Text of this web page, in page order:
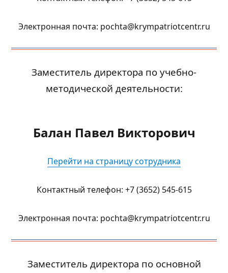
Электронная почта: pochta@krympatriotcentr.ru
Заместитель директора по учебно-
методической деятельности:
Балан Павел Викторович
Перейти на страницу сотрудника
Контактный телефон: +7 (3652) 545-615
Электронная почта: pochta@krympatriotcentr.ru
Заместитель директора по основной